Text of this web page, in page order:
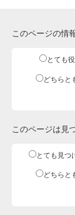
このページの情
とても
どちらと
このページは見
とても見つ
どちらと